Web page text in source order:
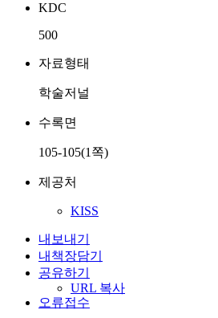
KDC
500
자료형태
학술저널
수록면
105-105(1쪽)
제공처
KISS
내보내기
내책장담기
공유하기
URL 복사
오류접수